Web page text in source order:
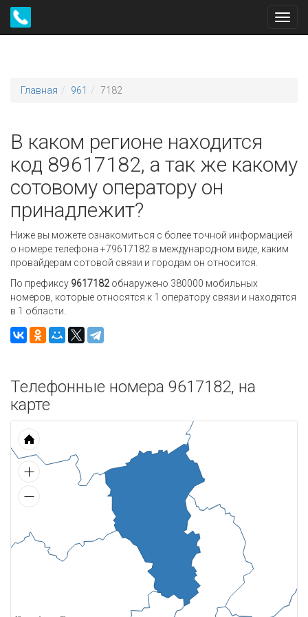
Главная 961 7182
В каком регионе находится
код 89617182, а так же какому
сотовому оператору он
принадлежит?
Ниже вы можете ознакомиться с более точной информацией
о номере телефона +79617182 в международном виде, каким
провайдерам сотовой связи и городам он относится.
По префиксу 9617182 обнаружено 380000 мобильных
номеров, которые относятся к 1 оператору связи и находятся
в 1 области.
Телефонные номера 9617182, на
карте